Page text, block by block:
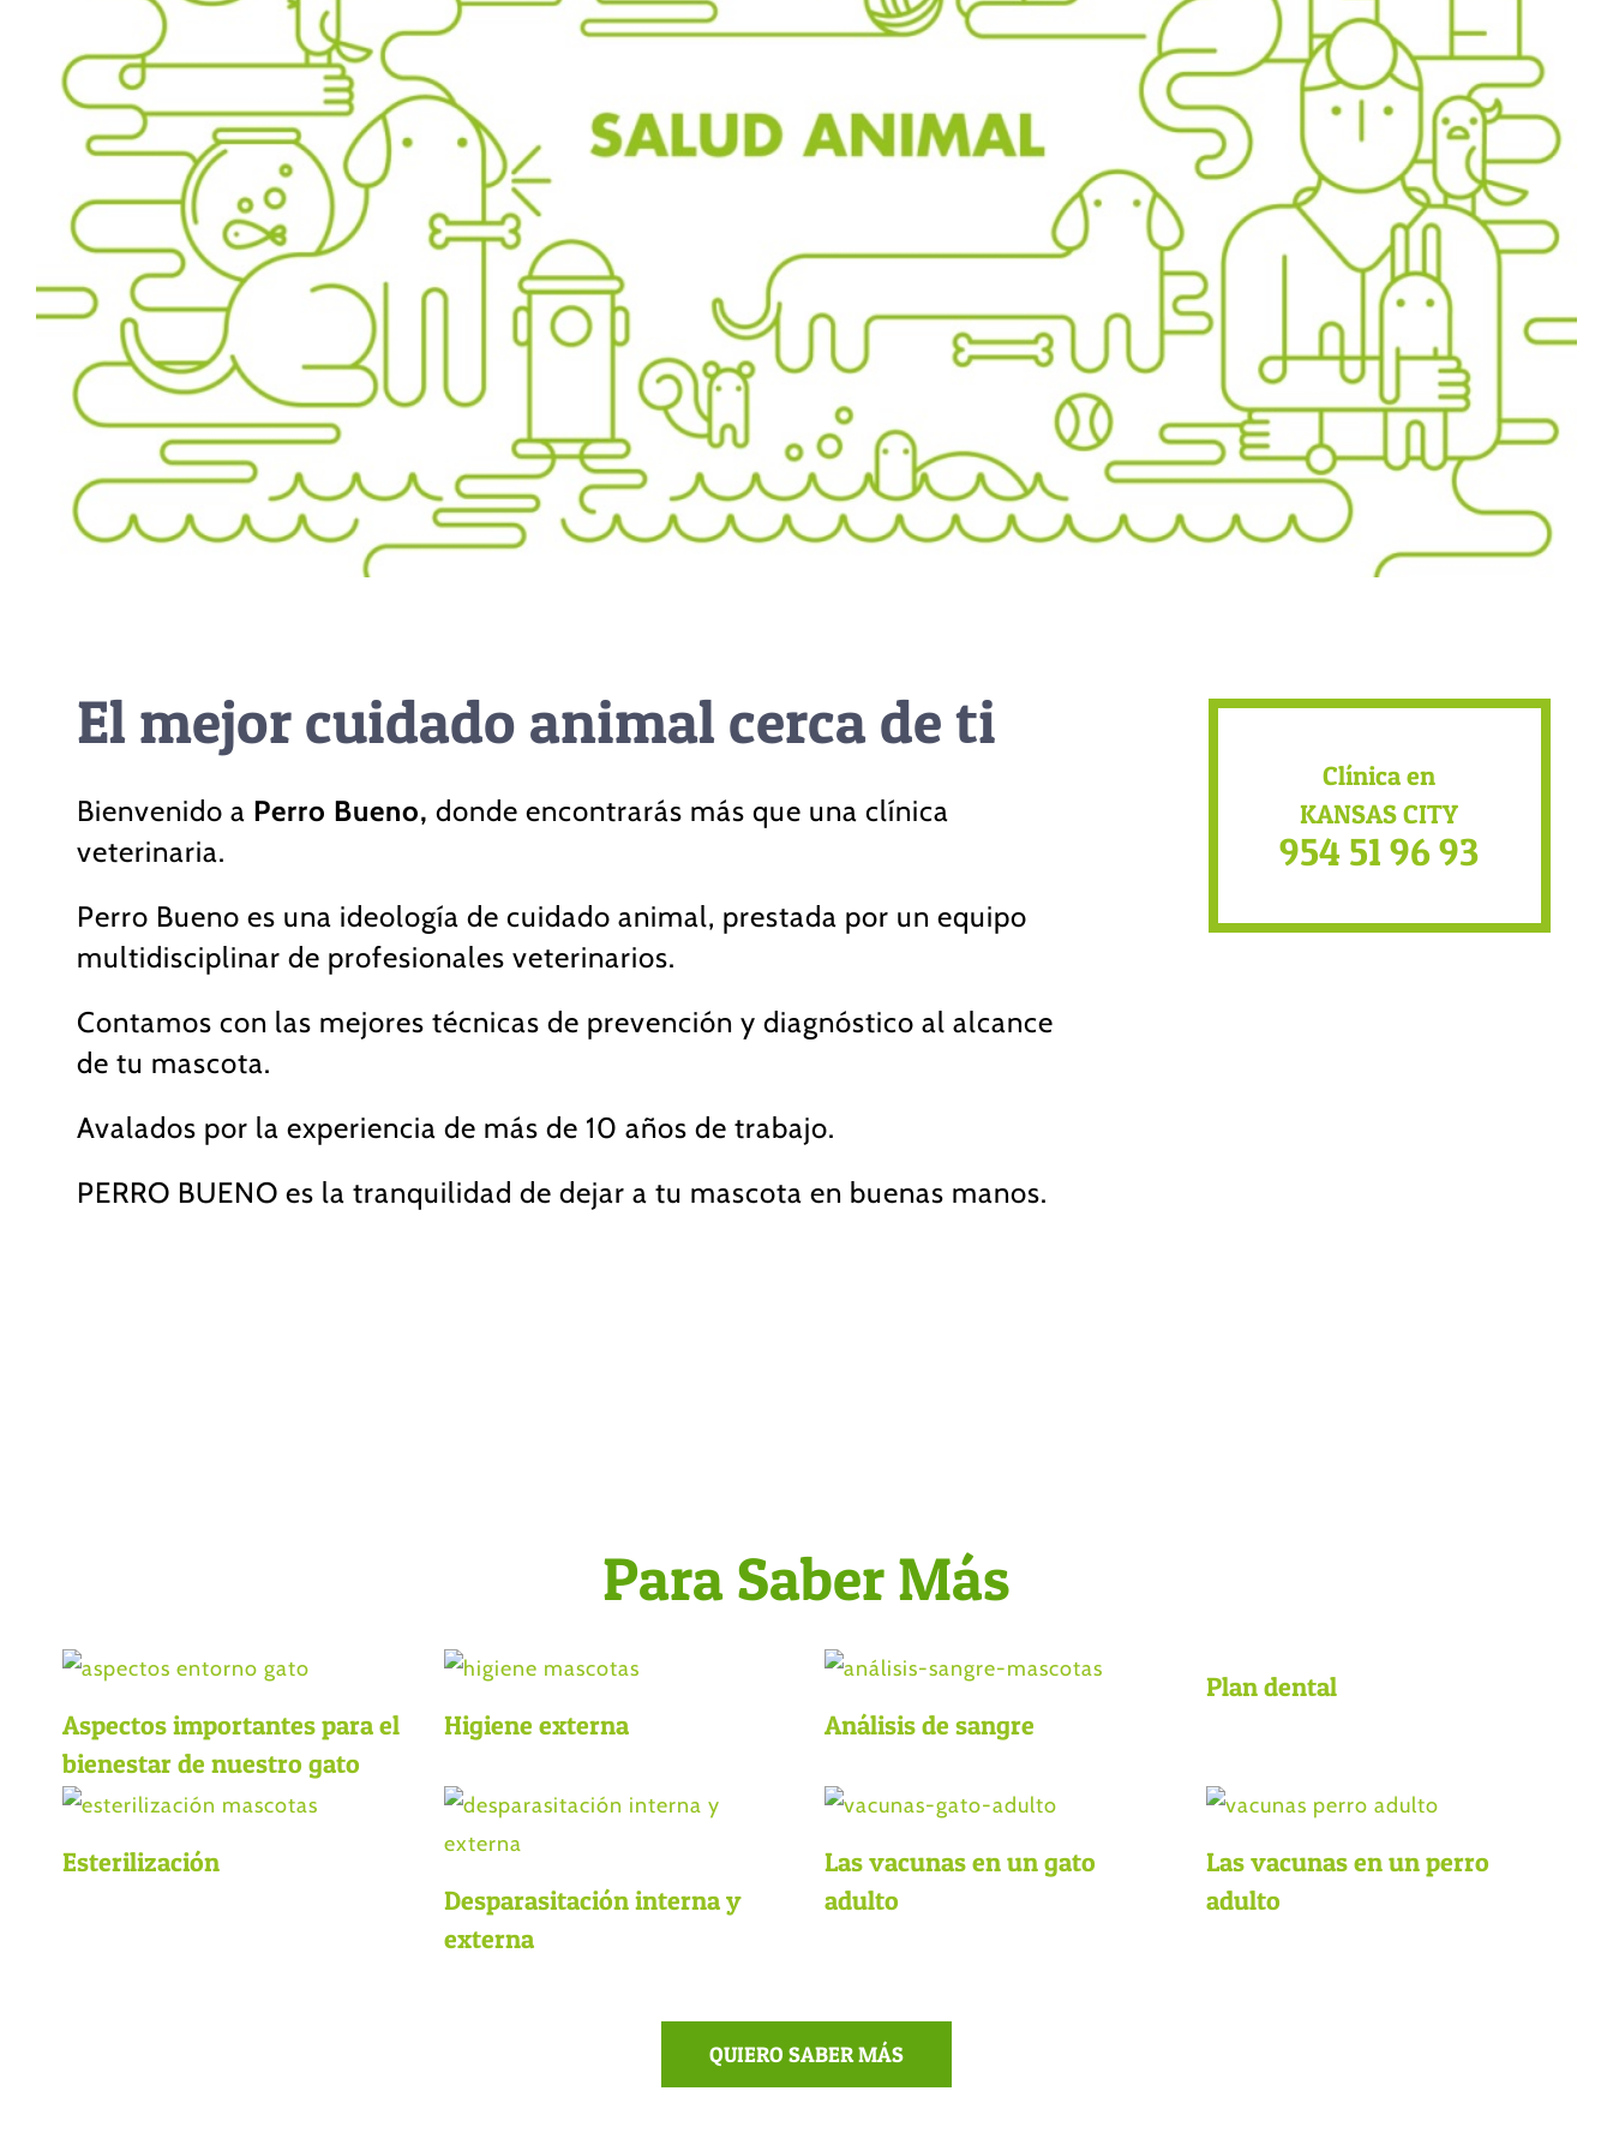
El mejor cuidado animal cerca de ti
Bienvenido a Perro Bueno, donde encontrarás más que una clínica
veterinaria.
Perro Bueno es una ideología de cuidado animal, prestada por un equipo
multidisciplinar de profesionales veterinarios.
Contamos con las mejores técnicas de prevención y diagnóstico al alcance
de tu mascota.
Avalados por la experiencia de más de 10 años de trabajo.
PERRO BUENO es la tranquilidad de dejar a tu mascota en buenas manos.
Clínica en
KANSAS CITY
954 51 96 93
Para Saber Más
Aspectos importantes para el
bienestar de nuestro gato
Higiene externa Análisis de sangre
Plan dental
Esterilización
Desparasitación interna y
externa
Las vacunas en un gato
adulto
Las vacunas en un perro
adulto
QUIERO SABER MÁS